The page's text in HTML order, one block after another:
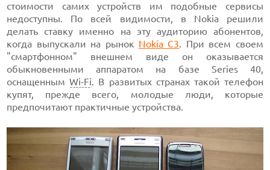
стоимости самих устройств им подобные сервисы
недоступны. По всей видимости, в Nokia решили
делать ставку именно на эту аудиторию абонентов,
когда выпускали на рынок Nokia C3. При всем своем
"смартфонном" внешнем виде он оказывается
обыкновенными аппаратом на базе Series 40,
оснащеннымWi-Fi. В развитых странах такой телефон
купят, прежде всего, молодые люди, которые
предпочитают практичные устройства.